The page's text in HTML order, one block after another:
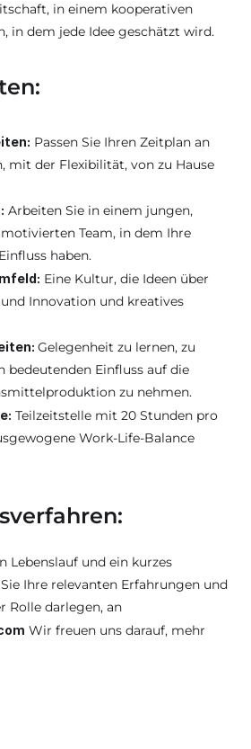
in einem kooperativen
in dem jede Idee geschätzt wird.
Passen Sie Ihren Zeitplan an
mit der Flexibilität, von zu Hause
Arbeiten Sie in einem jungen,
Team, in dem Ihre
haben.
Eine Kultur, die Ideen über
Innovation und kreatives
Gelegenheit zu lernen, zu
bedeutenden Einfluss auf die
zu nehmen.
Teilzeitstelle mit 20 Stunden pro
Work-Life-Balance
Lebenslauf und ein kurzes
Ihre relevanten Erfahrungen und
Wir freuen uns darauf, mehr